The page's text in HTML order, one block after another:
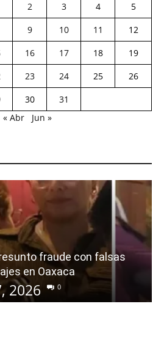
2 3 4
5
9 10 11
12
16 17 18
19
23 24 25
26
30
31
« Abr
Jun »
fraude con falsas
en Oaxaca
2026 0